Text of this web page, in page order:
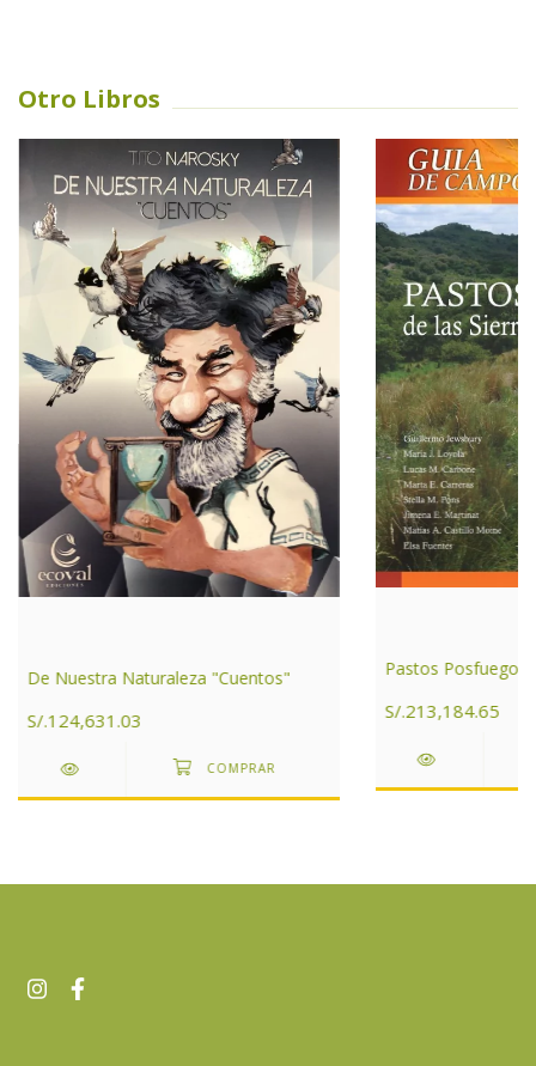
Otro Libros
De Nuestra Naturaleza "Cuentos"
S/.124,631.03
Pastos Posfuego
S/.213,184.65